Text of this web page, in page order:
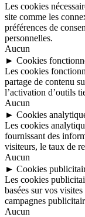
Les cookies
site comme les
préférences de
personnelles.
Aucun
► Cookies
Les cookies
partage de contenu
l’activation d’outils
Aucun
► Cookies
Les cookies
fournissant des
visiteurs, le taux de
Aucun
► Cookies
Les cookies
basées sur vos
campagnes
Aucun